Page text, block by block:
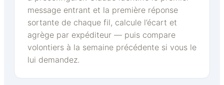
message entrant et la première réponse
sortante de chaque fil, calcule l’écart et
agrège par expéditeur — puis compare
volontiers à la semaine précédente si vous le
lui demandez.